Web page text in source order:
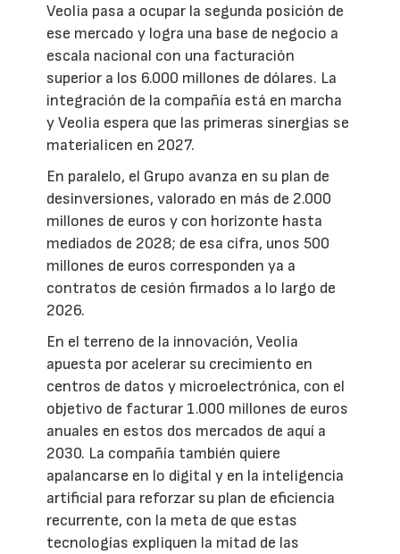
Veolia pasa a ocupar la segunda posición de
ese mercado y logra una base de negocio a
escala nacional con una facturación
superior a los 6.000 millones de dólares. La
integración de la compañía está en marcha
y Veolia espera que las primeras sinergias se
materialicen en 2027.
En paralelo, el Grupo avanza en su plan de
desinversiones, valorado en más de 2.000
millones de euros y con horizonte hasta
mediados de 2028; de esa cifra, unos 500
millones de euros corresponden ya a
contratos de cesión firmados a lo largo de
2026.
En el terreno de la innovación, Veolia
apuesta por acelerar su crecimiento en
centros de datos y microelectrónica, con el
objetivo de facturar 1.000 millones de euros
anuales en estos dos mercados de aquí a
2030. La compañía también quiere
apalancarse en lo digital y en la inteligencia
artificial para reforzar su plan de eficiencia
recurrente, con la meta de que estas
tecnologías expliquen la mitad de las